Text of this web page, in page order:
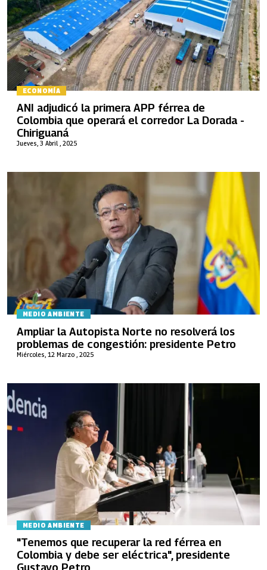
ECONOMÍA
Jueves, 3 Abril , 2025
ANI adjudicó la primera APP férrea de
Colombia que operará el corredor La Dorada -
Chiriguaná
MEDIO AMBIENTE
Miércoles, 12 Marzo , 2025
Ampliar la Autopista Norte no resolverá los
problemas de congestión: presidente Petro
MEDIO AMBIENTE
"Tenemos que recuperar la red férrea en
Colombia y debe ser eléctrica", presidente
Gustavo Petro